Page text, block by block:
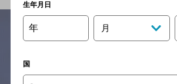
※それぞれのお店のメニューや営業時間などの
生年月日
年 月
国